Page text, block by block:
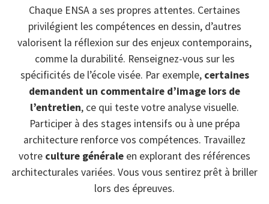
Chaque ENSA a ses propres attentes. Certaines
privilégient les compétences en dessin, d’autres
valorisent la réflexion sur des enjeux contemporains,
comme la durabilité. Renseignez-vous sur les
spécificités de l’école visée. Par exemple, certaines
demandent un commentaire d’image lors de
l’entretien, ce qui teste votre analyse visuelle.
Participer à des stages intensifs ou à une prépa
architecture renforce vos compétences. Travaillez
votre culture générale en explorant des références
architecturales variées. Vous vous sentirez prêt à briller
lors des épreuves.